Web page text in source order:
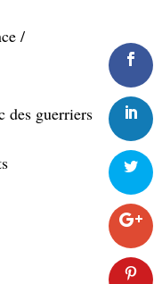
/
des guerriers